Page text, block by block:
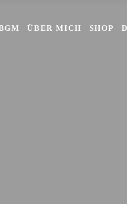
ÜBER MICH SHOP